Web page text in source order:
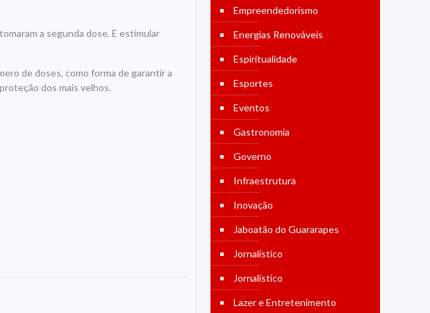
a segunda dose. E estimular
de doses, como forma de garantir a
dos mais velhos.
Empreendedorismo
Energias Renováveis
Espiritualidade
Esportes
Eventos
Gastronomia
Governo
Infraestrutura
Inovação
Jaboatão do Guararapes
Jornalístico
Jornalístico
Lazer e Entretenimento